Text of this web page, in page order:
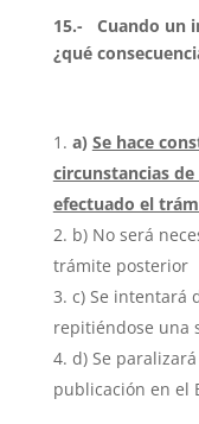
15.- Cuando un
¿qué
a) Se hace
circunstancias
efectuado el
b) No será
trámite posterior
c) Se intentará
repitiéndose una
d) Se
publicación en el